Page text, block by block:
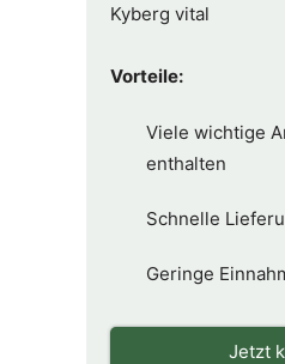
Kyberg vital
Vorteile:
Viele wichtige
enthalten
Schnelle
Geringe
Jetzt